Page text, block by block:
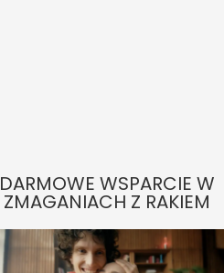
DARMOWE WSPARCIE W
ZMAGANIACH Z RAKIEM